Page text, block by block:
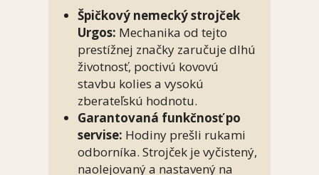
Špičkový nemecký strojček
Urgos: Mechanika od tejto
prestížnej značky zaručuje dlhú
životnosť, poctivú kovovú
stavbu kolies a vysokú
zberateľskú hodnotu.
Garantovaná funkčnosť po
servise: Hodiny prešli rukami
odborníka. Strojček je vyčistený,
naolejovaný a nastavený na